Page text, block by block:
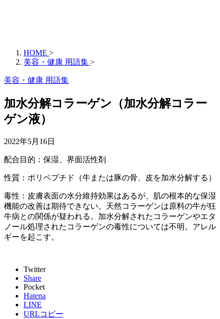
HOME >
美容・健康 用語集 >
美容・健康 用語集
加水分解コラーゲン（加水分解コラー
ゲン液）
2022年5月16日
配合目的：保湿、界面活性剤
性質：ポリペプチド（牛または豚の骨、皮を加水分解する）
毒性：皮膚表面の水分維持効果はあるが、肌の根本的な保湿
機能の改善は期待できない。天然コラーゲンは原料の牛が狂
牛病との関係が疑われる。加水分解されたコラーゲンやエタ
ノール処理されたコラーゲンの毒性については不明。アレル
ギーを起こす。
Twitter
Share
Pocket
Hatena
LINE
URLコピー